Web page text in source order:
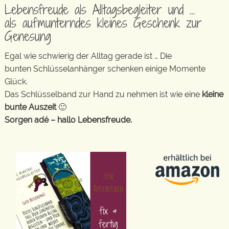
Lebensfreude als Alltagsbegleiter und …
als aufmunterndes kleines Geschenk zur
Genesung
Egal wie schwierig der Alltag gerade ist … Die
bunten Schlüsselanhänger schenken einige Momente
Glück.
Das Schlüsselband zur Hand zu nehmen ist wie eine kleine
bunte Auszeit🙂
Sorgen adé – hallo Lebensfreude.